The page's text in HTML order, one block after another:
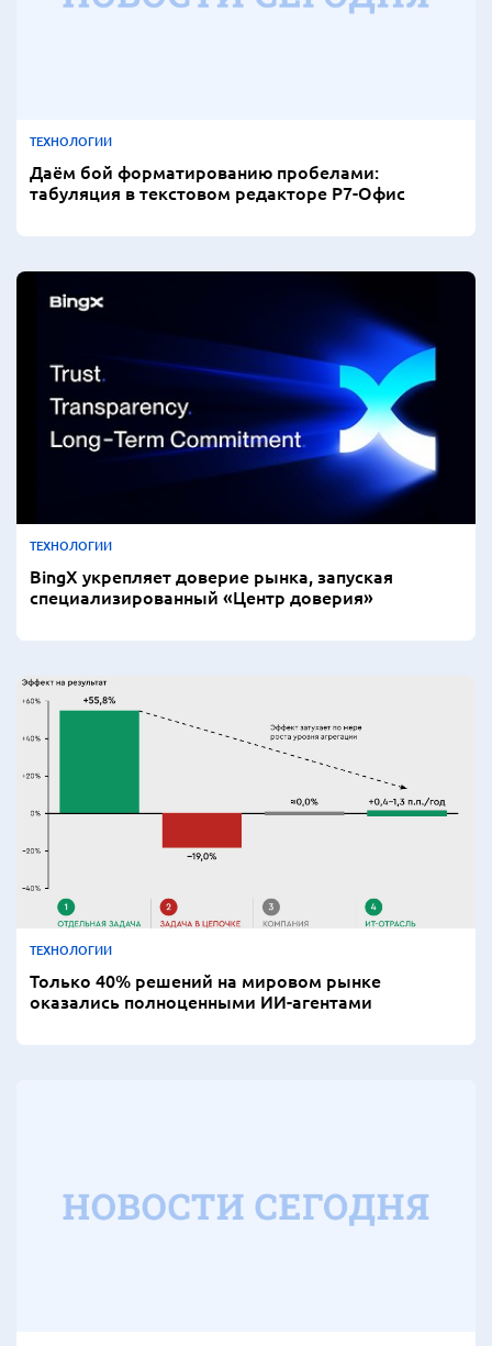
ТЕХНОЛОГИИ
Даём бой форматированию пробелами:
табуляция в текстовом редакторе Р7-Офис
ТЕХНОЛОГИИ
BingX укрепляет доверие рынка, запуская
специализированный «Центр доверия»
ТЕХНОЛОГИИ
Только 40% решений на мировом рынке
оказались полноценными ИИ-агентами